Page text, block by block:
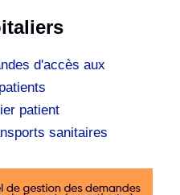
d'accès aux
patient
sanitaires